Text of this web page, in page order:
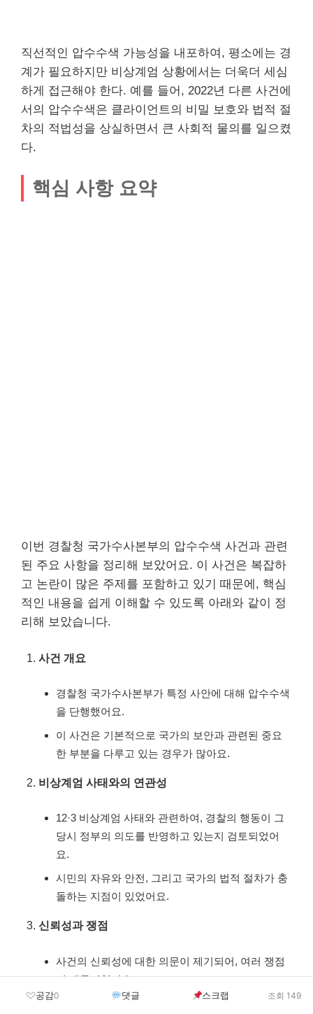
직선적인 압수수색 가능성을 내포하여, 평소에는 경
계가 필요하지만 비상계엄 상황에서는 더욱더 세심
하게 접근해야 한다. 예를 들어, 2022년 다른 사건에
서의 압수수색은 클라이언트의 비밀 보호와 법적 절
차의 적법성을 상실하면서 큰 사회적 물의를 일으켰
다.
핵심 사항 요약
이번 경찰청 국가수사본부의 압수수색 사건과 관련
된 주요 사항을 정리해 보았어요. 이 사건은 복잡하
고 논란이 많은 주제를 포함하고 있기 때문에, 핵심
적인 내용을 쉽게 이해할 수 있도록 아래와 같이 정
리해 보았습니다.
사건 개요
경찰청 국가수사본부가 특정 사안에 대해 압수수색
을 단행했어요.
이 사건은 기본적으로 국가의 보안과 관련된 중요
한 부분을 다루고 있는 경우가 많아요.
비상계엄 사태와의 연관성
12·3 비상계엄 사태와 관련하여, 경찰의 행동이 그
당시 정부의 의도를 반영하고 있는지 검토되었어
요.
시민의 자유와 안전, 그리고 국가의 법적 절차가 충
돌하는 지점이 있었어요.
신뢰성과 쟁점
사건의 신뢰성에 대한 의문이 제기되어, 여러 쟁점
이 대두되었어요.
공감0 댓글 스크랩 조회 149